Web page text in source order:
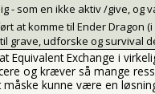
- som en ikke aktiv /give,
at komme til Ender Dragon (i
grave, udforske og survival
Equivalent Exchange i
og kræver så mange
kunne være en